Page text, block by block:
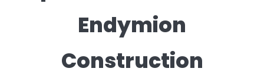
Endymion
Construction